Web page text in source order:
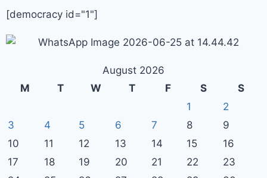
[democracy id="1"]
August 2026
M
T W T F S
S
1
2
3
4 5 6 7 8
9
10
11 12 13 14 15
16
17
18 19 20 21 22
23